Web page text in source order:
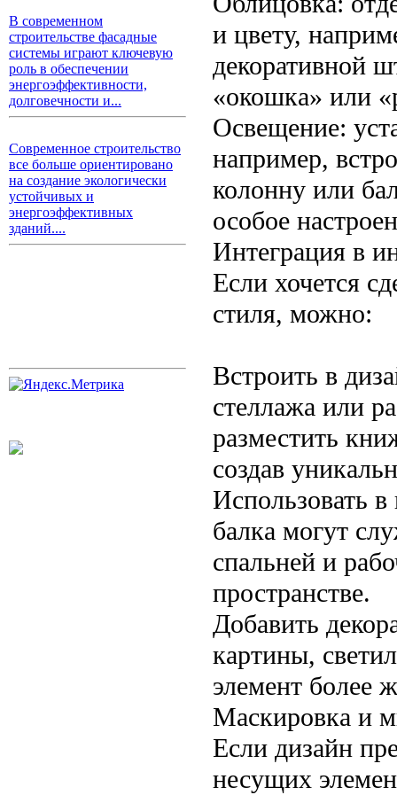
В современном
строительстве фасадные
системы играют ключевую
роль в обеспечении
энергоэффективности,
долговечности и...
Современное строительство
все больше ориентировано
на создание экологически
устойчивых и
энергоэффективных
зданий....
и цвету,
декоративной
«окошка» или
Освещение:
например,
колонну или
особое
Интеграция в
Если хочется
стиля, можно:
Встроить в
стеллажа или
разместить
создав
Использовать в
балка могут
спальней и
пространстве.
Добавить
картины,
элемент
Маскировка и
Если дизайн
несущих